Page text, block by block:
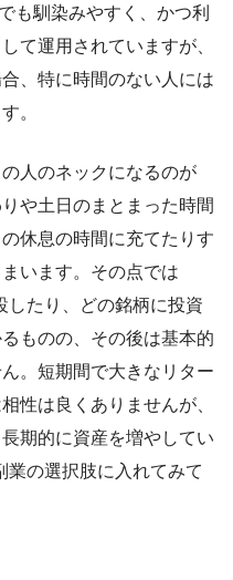
も馴染みやすく、かつ利
て運用されていますが、
、特に時間のない人には
。
人のネックになるのが
や土日のまとまった時間
休息の時間に充てたりす
います。その点では
したり、どの銘柄に投資
ものの、その後は基本的
。短期間で大きなリター
性は良くありませんが、
期的に資産を増やしてい
業の選択肢に入れてみて